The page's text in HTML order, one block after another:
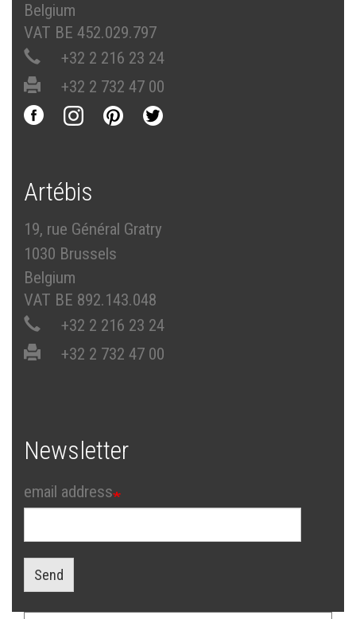
Belgium
VAT BE 452.029.797
+32 2 216 23 24
+32 2 732 47 00
Artébis
19, rue Général Gratry
1030 Brussels
Belgium
VAT BE 892.143.048
+32 2 216 23 24
+32 2 732 47 00
Newsletter
email address
Send